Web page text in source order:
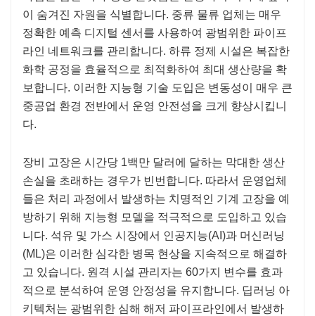
이 숨겨진 자원을 식별합니다. 중류 물류 업체는 매우
정확한 예측 디지털 센서를 사용하여 광범위한 파이프
라인 네트워크를 관리합니다. 하류 정제 시설은 복잡한
화학 공정을 효율적으로 최적화하여 최대 생산량을 확
보합니다. 이러한 지능형 기술 도입은 변동성이 매우 큰
중공업 환경 전반에서 운영 안전성을 크게 향상시킵니
다.
장비 고장은 시간당 1백만 달러에 달하는 막대한 생산
손실을 초래하는 경우가 빈번합니다. 따라서 운영업체
들은 처리 과정에서 발생하는 치명적인 기계 고장을 예
방하기 위해 지능형 모델을 적극적으로 도입하고 있습
니다. 석유 및 가스 시장에서 인공지능(AI)과 머신러닝
(ML)은 이러한 심각한 병목 현상을 지속적으로 해결하
고 있습니다. 원격 시설 관리자는 60가지 변수를 효과
적으로 분석하여 운영 안정성을 유지합니다. 딥러닝 아
키텍처는 광범위한 심해 해저 파이프라인에서 발생하